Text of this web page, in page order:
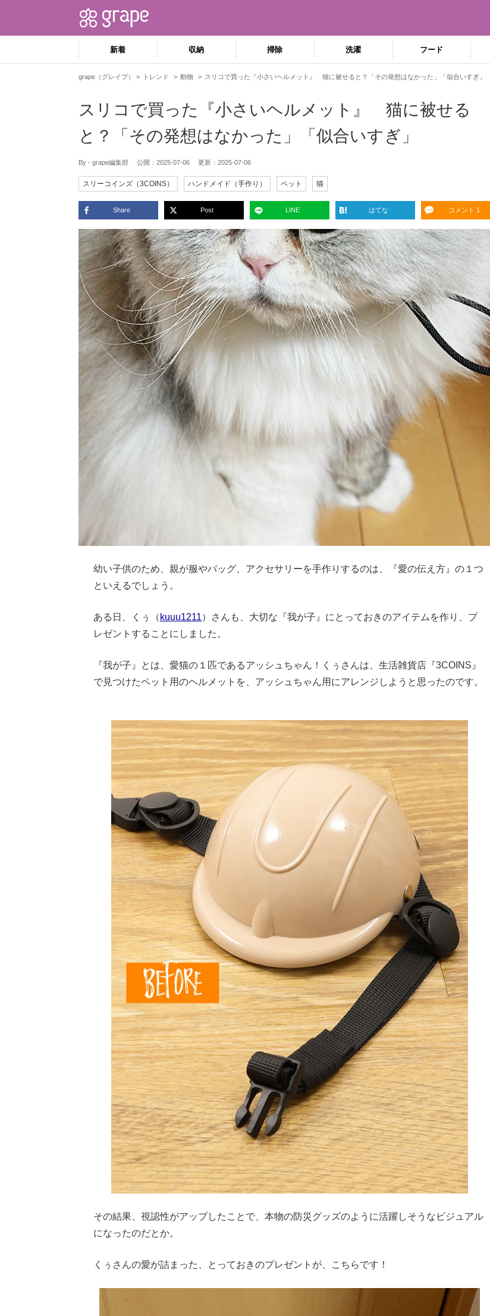
新着 収納 掃除 洗濯 フード
grape（グレイプ） トレンド 動物 スリコで買った『小さいヘルメット』 猫に被せると？「その発想はなかった」「似合いすぎ」
スリコで買った『小さいヘルメット』 猫に被せる
と？「その発想はなかった」「似合いすぎ」
By - grape編集部 公開： 2025-07-06 更新： 2025-07-06
スリーコインズ（3COINS） ハンドメイド（手作り） ペット 猫
Share Post LINE はてな コメント 1
幼い子供のため、親が服やバッグ、アクセサリーを手作りするのは、『愛の伝え方』の１つ
といえるでしょう。
ある日、くぅ（ kuuu1211）さんも、大切な『我が子』にとっておきのアイテムを作り、プ
レゼントすることにしました。
『我が子』とは、愛猫の１匹であるアッシュちゃん！くぅさんは、生活雑貨店『3COINS』
で見つけたペット用のヘルメットを、アッシュちゃん用にアレンジしようと思ったのです。
Unmute
その結果、視認性がアップしたことで、本物の防災グッズのように活躍しそうなビジュアル
になったのだとか。
くぅさんの愛が詰まった、とっておきのプレゼントが、こちらです！